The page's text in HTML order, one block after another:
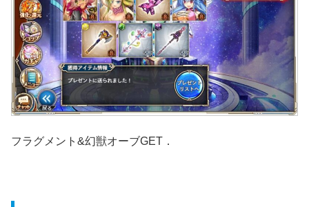
フラグメント&幻獣オーブGET．